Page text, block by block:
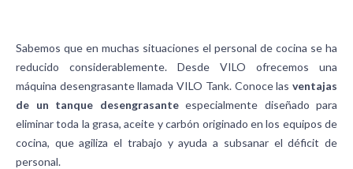
Sabemos que en muchas situaciones el personal de cocina se ha
reducido considerablemente. Desde VILO ofrecemos una
máquina desengrasante llamada VILO Tank. Conoce las ventajas
de un tanque desengrasanteespecialmente diseñado para
eliminar toda la grasa, aceite y carbón originado en los equipos de
cocina, que agiliza el trabajo y ayuda a subsanar el déficit de
personal.